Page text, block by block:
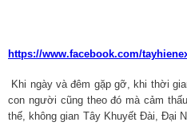
https://www.facebook.com/
Khi ngày và đêm gặp gỡ, khi thời
con người cũng theo đó mà cảm
thế, không gian Tây Khuyết Đài, Đại